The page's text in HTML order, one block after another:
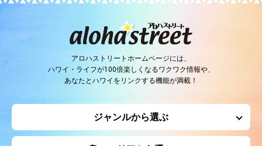
アロハストリートホームページには、
ハワイ・ライフが100倍楽しくなるワクワク情報や、
あなたとハワイをリンクする機能が満載！
ジャンルから選ぶ